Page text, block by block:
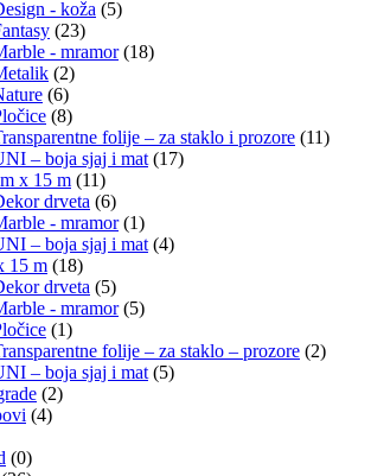
- koža (5)
(23)
- mramor (18)
(2)
(6)
(8)
folije – za staklo i prozore (11)
– boja sjaj i mat (17)
x 15 m (11)
drveta (6)
- mramor (1)
– boja sjaj i mat (4)
15 m (18)
drveta (5)
- mramor (5)
(1)
folije – za staklo – prozore (2)
– boja sjaj i mat (5)
(2)
(4)
(0)